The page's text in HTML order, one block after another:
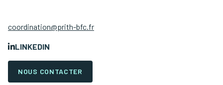
coordination@prith-bfc.fr
LINKEDIN
NOUS CONTACTER